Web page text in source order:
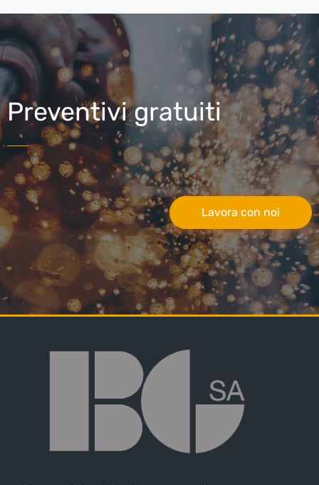
Preventivi gratuiti
Lavora con noi